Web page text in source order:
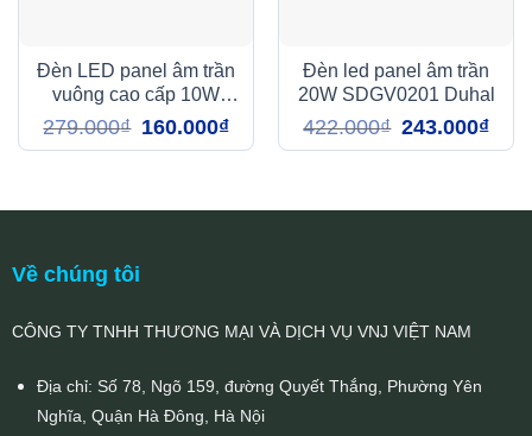
Đèn LED panel âm trần
vuông cao cấp 10W
SDGV0101 Duhal
279.000₫
Giá
gốc
là:
160.000₫Giá
tại
Đèn led panel âm trần
20W SDGV0201 Duhal
422.000₫ Giá
gốc
là:
243.000₫Giá
tại
Về chúng tôi
CÔNG TY TNHH THƯƠNG MẠI VÀ DỊCH VỤ VNJ VIỆT NAM
Địa chỉ: Số 78, Ngõ 159, đường Quyết Thắng, Phường Yên
Nghĩa, Quận Hà Đông, Hà Nội